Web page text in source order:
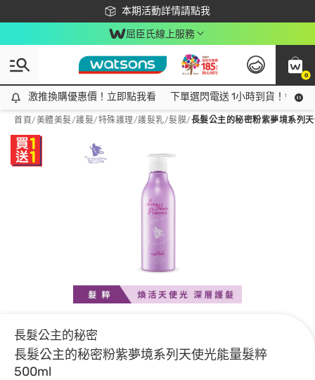
本期活動詳情請點我
下載app最高回饋$350
屈臣氏線上服務
0
激推換購優惠價！立即點我看
激推換購優惠價！立即點我看 下單選閃電送 1小時到貨！領神
首頁/美體美髮/護髮/特殊護理/護髮乳/髮膜/長髮公主的秘密粉紫夢境系列
長髮公主的秘密
長髮公主的秘密粉紫夢境系列天使光能量髮粹
500ml